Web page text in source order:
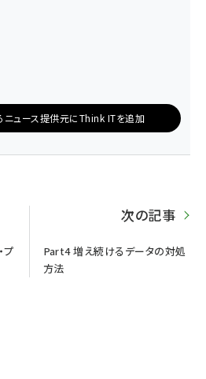
ニュース提供元にThink ITを追加
プ
次の記事
Part4 増え続けるデータの対処
方法